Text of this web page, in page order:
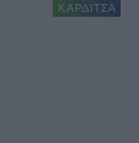
ΚΑΡΔΙΤΣΑ